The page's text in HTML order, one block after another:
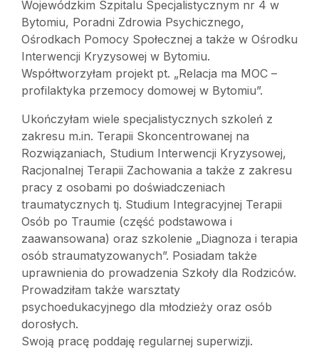
Wojewódzkim Szpitalu Specjalistycznym nr 4 w
Bytomiu, Poradni Zdrowia Psychicznego,
Ośrodkach Pomocy Społecznej a także w Ośrodku
Interwencji Kryzysowej w Bytomiu.
Współtworzyłam projekt pt. „Relacja ma MOC –
profilaktyka przemocy domowej w Bytomiu”.
Ukończyłam wiele specjalistycznych szkoleń z
zakresu m.in. Terapii Skoncentrowanej na
Rozwiązaniach, Studium Interwencji Kryzysowej,
Racjonalnej Terapii Zachowania a także z zakresu
pracy z osobami po doświadczeniach
traumatycznych tj. Studium Integracyjnej Terapii
Osób po Traumie (część podstawowa i
zaawansowana) oraz szkolenie „Diagnoza i terapia
osób straumatyzowanych”. Posiadam także
uprawnienia do prowadzenia Szkoły dla Rodziców.
Prowadziłam także warsztaty
psychoedukacyjnego dla młodzieży oraz osób
dorosłych.
Swoją pracę poddaję regularnej superwizji.